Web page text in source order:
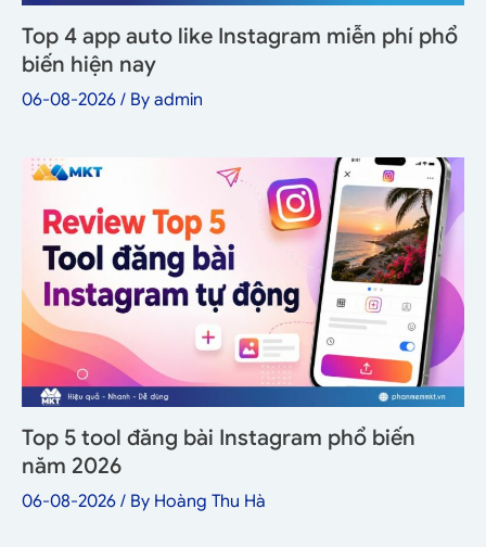
Top 4 app auto like Instagram miễn phí phổ
biến hiện nay
06-08-2026 / By admin
Top 5 tool đăng bài Instagram phổ biến
năm 2026
06-08-2026 / By Hoàng Thu Hà